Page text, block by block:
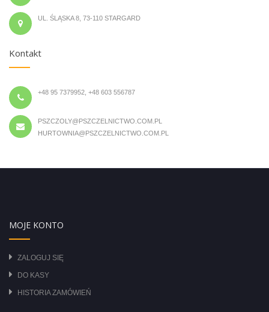
UL. ŚLĄSKA 8, 73-110 STARGARD
Kontakt
+48 95 7379952, +48 603 556787
PSZCZOLY@PSZCZELNICTWO.COM.PL
HURTOWNIA@PSZCZELNICTWO.COM.PL
MOJE KONTO
ZALOGUJ SIĘ
DO KASY
HISTORIA ZAMÓWIEŃ